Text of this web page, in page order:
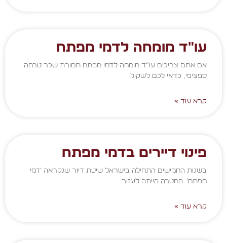
עו"ד מומחה לדמי מפתח
אם אתם צריכים עו”ד מומחה לדמי מפתח תמורת שכר טרחה
ספציפי, כדאי לכם לשקול
קרא עוד »
פינוי דיירים בדמי מפתח
בשנות החמישים התחילה בישראל שיטת דיור שנקראה ‘דמי
מפתח’. המטרה הייתה לעזור
קרא עוד »